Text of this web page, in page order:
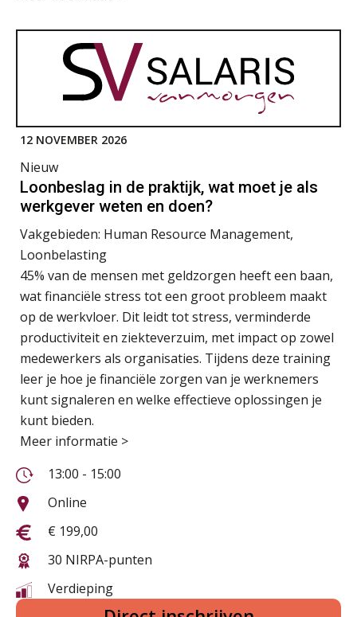
12 NOVEMBER 2026
Nieuw
Loonbeslag in de praktijk, wat moet je als
werkgever weten en doen?
Vakgebieden: Human Resource Management,
Loonbelasting
45% van de mensen met geldzorgen heeft een baan,
wat financiële stress tot een groot probleem maakt
op de werkvloer. Dit leidt tot stress, verminderde
productiviteit en ziekteverzuim, met impact op zowel
medewerkers als organisaties. Tijdens deze training
leer je hoe je financiële zorgen van je werknemers
kunt signaleren en welke effectieve oplossingen je
kunt bieden.
Meer informatie >
13:00 - 15:00
Online
€ 199,00
30 NIRPA-punten
Verdieping